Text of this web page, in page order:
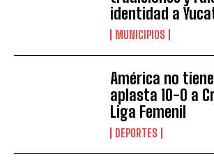
identidad a
MUNICIPIOS
América no
aplasta 10-0 a
Liga Femenil
DEPORTES